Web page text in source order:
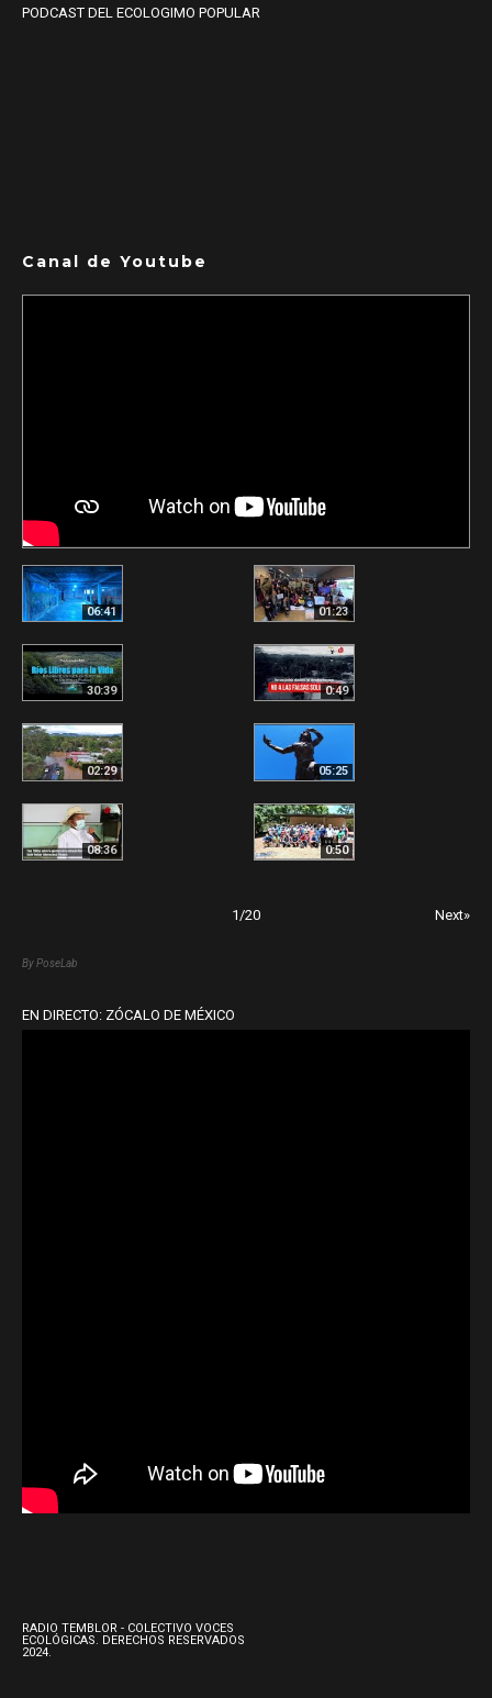
PODCAST DEL ECOLOGIMO POPULAR
Canal de Youtube
06:41 01:23
30:39 0:49
02:29 05:25
08:36 0:50
1 /20 Next»
By PoseLab
EN DIRECTO: ZÓCALO DE MÉXICO
RADIO TEMBLOR - COLECTIVO VOCES
ECOLÓGICAS. DERECHOS RESERVADOS
2024.